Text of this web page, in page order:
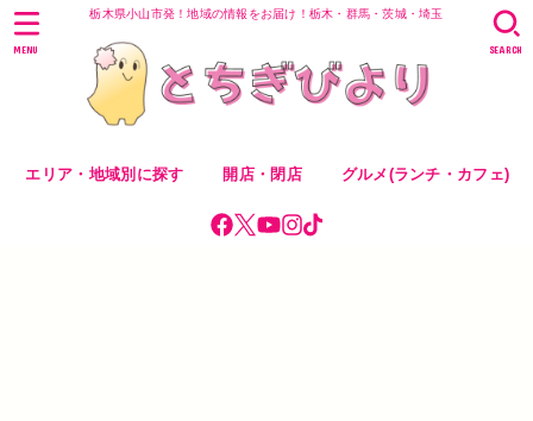
栃木県小山市発！地域の情報をお届け！栃木・群馬・茨城・埼玉
エリア・地域別に探す 開店・閉店 グルメ(ランチ・カフェ)
SEARCH
MENU